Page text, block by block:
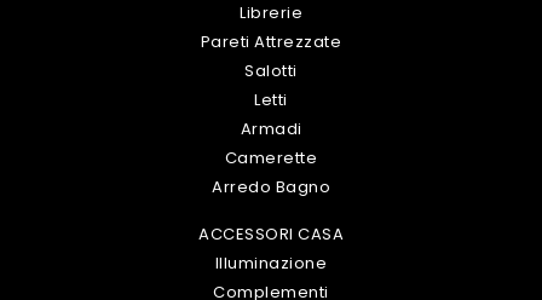
Librerie
Pareti Attrezzate
Salotti
Letti
Armadi
Camerette
Arredo Bagno
ACCESSORI CASA
Illuminazione
Complementi